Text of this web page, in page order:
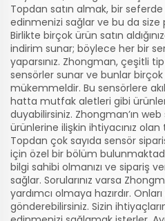
Topdan satın almak, bir
edinmenizi sağlar ve bu da
Birlikte birçok ürün satın
indirim sunar; böylece her bir
yaparsınız. Zhongman, çeşitli
sensörler sunar ve bunlar birçok
mükemmeldir. Bu sensörlere
hatta mutfak aletleri gibi
duyabilirsiniz. Zhongman’ın
ürünlerine ilişkin ihtiyacınız
Topdan çok sayıda sensör
için özel bir bölüm
bilgi sahibi olmanızı ve sipariş
sağlar. Sorularınız varsa
yardımcı olmaya hazırdır.
gönderebilirsiniz. Sizin